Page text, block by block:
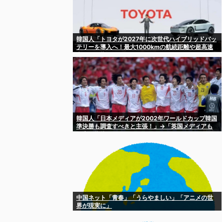
韓国人「トヨタが2027年に次世代ハイブリッドバッ
テリーを導入へ！最大1000kmの航続距離や超高速
韓国人「日本メディアが2002年ワールドカップ韓国
準決勝も調査すべきと主張！」→「英国メディアも
中国ネット「青春」「うらやましい」「アニメの世
界が現実に」